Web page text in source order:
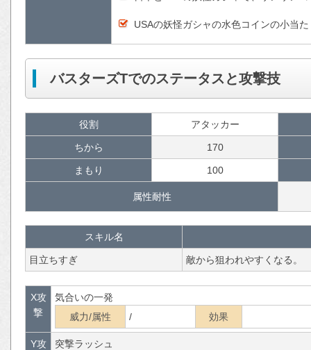
USAの妖怪ガシャの水色コインの小当
バスターズTでのステータスと攻撃技
役割 アタッカー
ちから 170
まもり 100
属性耐性
スキル名
目立ちすぎ 敵から狙われやすくなる。
X攻
撃
気合いの一発
威力/属性
/ 効果
Y攻
突撃ラッシュ